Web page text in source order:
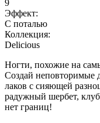
9
Эффект:
С поталью
Коллекция:
Delicious
Ногти, похожие на
Создай неповторимые
лаков с сияющей
радужный шербет,
нет границ!